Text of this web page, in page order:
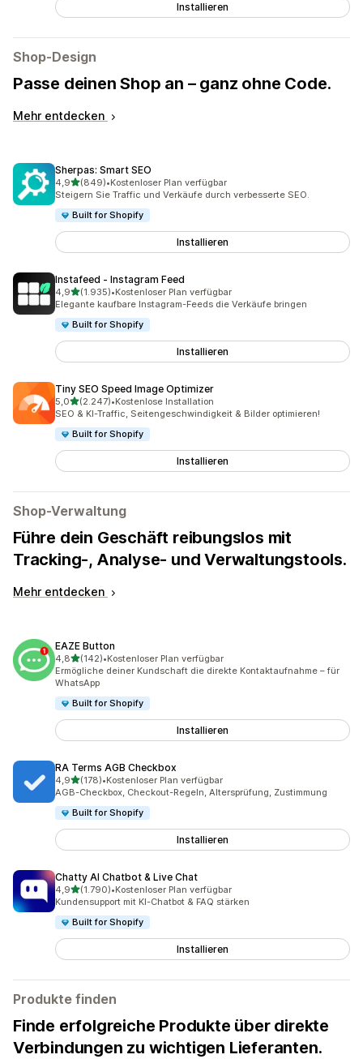
Installieren
Shop-Design
Passe deinen Shop an – ganz ohne Code.
Mehr entdecken
Sherpas: Smart SEO
4,9von 5 Sternen
(849)
849 Rezensionen insgesamt
•Kostenloser Plan verfügbar
Steigern Sie Traffic und Verkäufe durch verbesserte SEO.
Built for Shopify
Installieren
Instafeed ‑ Instagram Feed
4,9von 5 Sternen
(1.935)
1935 Rezensionen insgesamt
•Kostenloser Plan verfügbar
Elegante kaufbare Instagram-Feeds die Verkäufe bringen
Built for Shopify
Installieren
Tiny SEO Speed Image Optimizer
5,0von 5 Sternen
(2.247)
2247 Rezensionen insgesamt
•Kostenlose Installation
SEO & KI-Traffic, Seitengeschwindigkeit & Bilder optimieren!
Built for Shopify
Installieren
Shop-Verwaltung
Führe dein Geschäft reibungslos mit
Tracking-, Analyse- und Verwaltungstools.
Mehr entdecken
EAZE Button
4,8von 5 Sternen
(142)
142 Rezensionen insgesamt
•Kostenloser Plan verfügbar
Ermögliche deiner Kundschaft die direkte Kontaktaufnahme – für
WhatsApp
Built for Shopify
Installieren
RA Terms AGB Checkbox
4,9von 5 Sternen
(178)
178 Rezensionen insgesamt
•Kostenloser Plan verfügbar
AGB-Checkbox, Checkout-Regeln, Altersprüfung, Zustimmung
Built for Shopify
Installieren
Chatty AI Chatbot & Live Chat
4,9von 5 Sternen
(1.790)
1790 Rezensionen insgesamt
•Kostenloser Plan verfügbar
Kundensupport mit KI-Chatbot & FAQ stärken
Built for Shopify
Installieren
Produkte finden
Finde erfolgreiche Produkte über direkte
Verbindungen zu wichtigen Lieferanten.